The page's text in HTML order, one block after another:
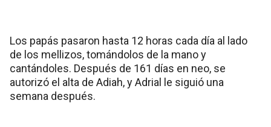
Los papás pasaron hasta 12 horas cada día al lado
de los mellizos, tomándolos de la mano y
cantándoles. Después de 161 días en neo, se
autorizó el alta de Adiah, y Adrial le siguió una
semana después.